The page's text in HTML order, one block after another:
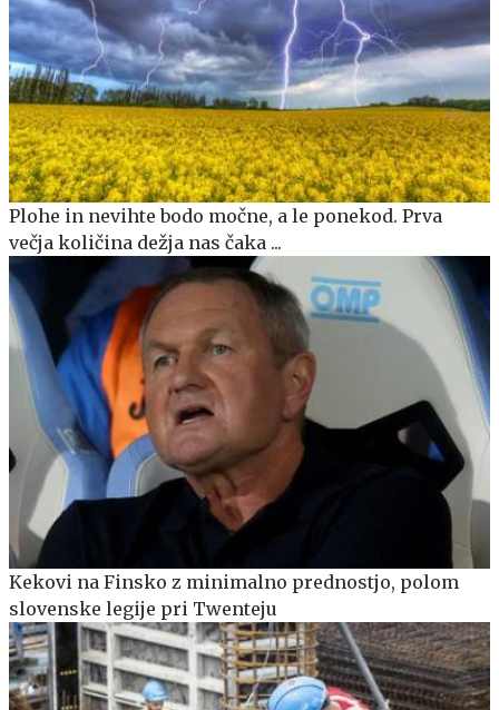
Plohe in nevihte bodo močne, a le ponekod. Prva
večja količina dežja nas čaka ...
Kekovi na Finsko z minimalno prednostjo, polom
slovenske legije pri Twenteju